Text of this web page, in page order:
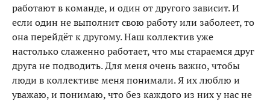
работают в команде, и один от другого зависит. И
если один не выполнит свою работу или заболеет, то
она перейдёт к другому. Наш коллектив уже
настолько слаженно работает, что мы стараемся друг
друга не подводить. Для меня очень важно, чтобы
люди в коллективе меня понимали. Я их люблю и
уважаю, и понимаю, что без каждого из них у нас не